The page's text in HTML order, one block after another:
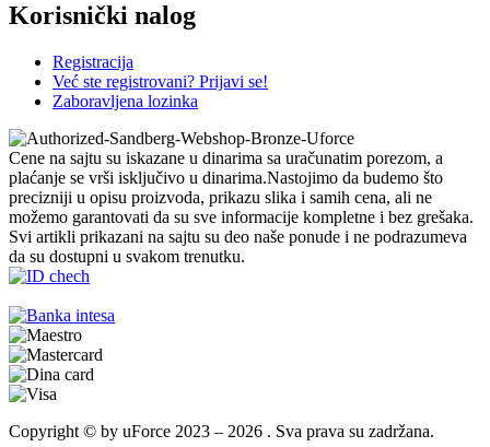
Korisnički nalog
Registracija
Već ste registrovani? Prijavi se!
Zaboravljena lozinka
Cene na sajtu su iskazane u dinarima sa uračunatim porezom, a
plaćanje se vrši isključivo u dinarima.Nastojimo da budemo što
precizniji u opisu proizvoda, prikazu slika i samih cena, ali ne
možemo garantovati da su sve informacije kompletne i bez grešaka.
Svi artikli prikazani na sajtu su deo naše ponude i ne podrazumeva
da su dostupni u svakom trenutku.
Copyright © by uForce 2023 – 2026 . Sva prava su zadržana.